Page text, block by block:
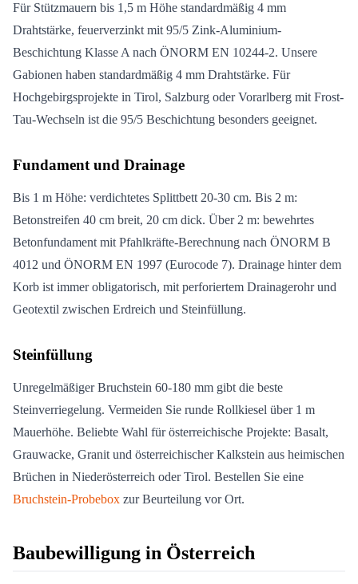
Für Stützmauern bis 1,5 m Höhe standardmäßig 4 mm
Drahtstärke, feuerverzinkt mit 95/5 Zink-Aluminium-
Beschichtung Klasse A nach ÖNORM EN 10244-2. Unsere
Gabionen haben standardmäßig 4 mm Drahtstärke. Für
Hochgebirgsprojekte in Tirol, Salzburg oder Vorarlberg mit Frost-
Tau-Wechseln ist die 95/5 Beschichtung besonders geeignet.
Fundament und Drainage
Bis 1 m Höhe: verdichtetes Splittbett 20-30 cm. Bis 2 m:
Betonstreifen 40 cm breit, 20 cm dick. Über 2 m: bewehrtes
Betonfundament mit Pfahlkräfte-Berechnung nach ÖNORM B
4012 und ÖNORM EN 1997 (Eurocode 7). Drainage hinter dem
Korb ist immer obligatorisch, mit perforiertem Drainagerohr und
Geotextil zwischen Erdreich und Steinfüllung.
Steinfüllung
Unregelmäßiger Bruchstein 60-180 mm gibt die beste
Steinverriegelung. Vermeiden Sie runde Rollkiesel über 1 m
Mauerhöhe. Beliebte Wahl für österreichische Projekte: Basalt,
Grauwacke, Granit und österreichischer Kalkstein aus heimischen
Brüchen in Niederösterreich oder Tirol. Bestellen Sie eine
Bruchstein-Probebox zur Beurteilung vor Ort.
Baubewilligung in Österreich